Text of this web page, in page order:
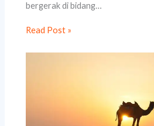
bergerak di bidang…
Read Post »